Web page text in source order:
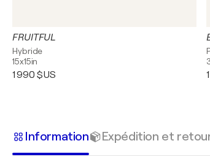
FRUITFUL
Hybride
15x15in
1 990 $US
Information Expédition et